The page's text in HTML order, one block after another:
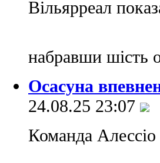
Вільярреал
набравши шість
Осасуна
24.08.25 23:07
Команда Алессіо